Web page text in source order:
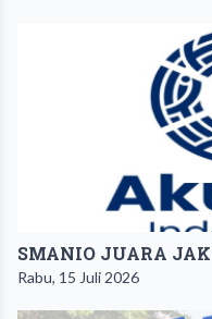
SMANIO JUARA
Rabu, 15 Juli 2026